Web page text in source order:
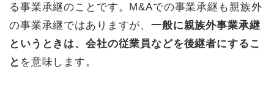
る事業承継のことです。M&Aでの事業承継も親族外
の事業承継ではありますが、一般に親族外事業承継
というときは、会社の従業員などを後継者にするこ
と を意味します。